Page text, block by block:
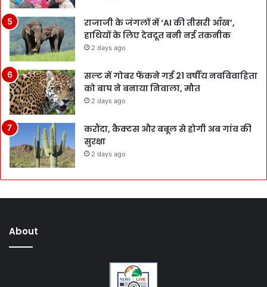
राजाजी के जंगलों में ‘AI की तीसरी आँख’,
हाथियों के लिए देवदूत बनी नई तकनीक
2 days ago
सल्ट में गोबर फेंकने गई 21 वर्षीय नवविवाहिता
को बाघ ने बनाया निवाला, मौत
2 days ago
करौंदा, कैक्टस और बबूल से होगी अब गांव की
सुरक्षा
2 days ago
About